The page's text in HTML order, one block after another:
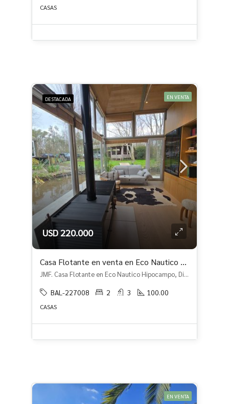
CASAS
DESTACADA EN VENTA
USD 220.000
Casa Flotante en venta en Eco Nautico Hipocampo
JMF. Casa Flotante en Eco Nautico Hipocampo, Dique Luján, Tigre
BAL-227008 2 3 100.00
CASAS
EN VENTA